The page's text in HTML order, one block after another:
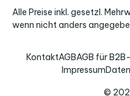
Alle Preise inkl. gesetzl.
wenn nicht anders
©
KontaktAGBAGB für
Impressum